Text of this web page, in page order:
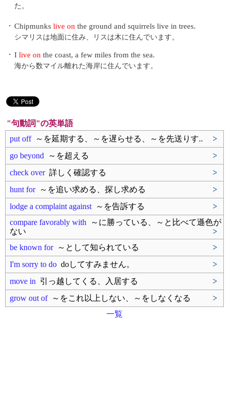
た。
・ Chipmunks live on the ground and squirrels live in trees.
シマリスは地面に住み、リスは木に住んでいます。
・ I live on the coast, a few miles from the sea.
海から数マイル離れた海岸に住んでいます。
"句動詞"の英単語
put off～を延期する、～を遅らせる、～を先送りす..
>
go beyond ～を超える
>
check over詳しく確認する
>
hunt for～を追い求める、探し求める
>
lodge a complaint against ～を告訴する
>
compare favorably with ～に勝っている、～と比べて遜色が
ない
>
be known for～として知られている
>
I'm sorry to do doしてすみません。
>
move in 引っ越してくる、入居する
>
grow out of～をこれ以上しない、～をしなくなる
>
一覧